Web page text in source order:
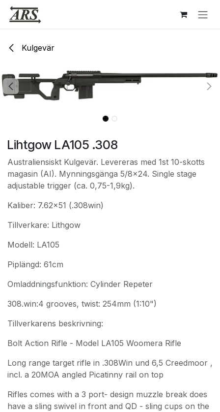
Hoppa till innehåll
Kulgevär
Lihtgow LA105 .308
Australiensiskt Kulgevär. Levereras med 1st 10-skotts
magasin (AI). Mynningsgänga 5/8x24. Single stage
adjustable trigger (ca. 0,75-1,9kg).
Kaliber: 7.62x51 (.308win)
Tillverkare: Lithgow
Modell: LA105
Piplängd: 61cm
Omladdningsfunktion: Cylinder Repeter
308.win:4 grooves, twist: 254mm (1:10")
Tillverkarens beskrivning:
Bolt Action Rifle - Model LA105 Woomera Rifle
Long range target rifle in .308Win und 6,5 Creedmoor ,
incl. a 20MOA angled Picatinny rail on top
Rifles comes with a 3 port- design muzzle break does
have a sling swivel in front and QD - sling cups on the